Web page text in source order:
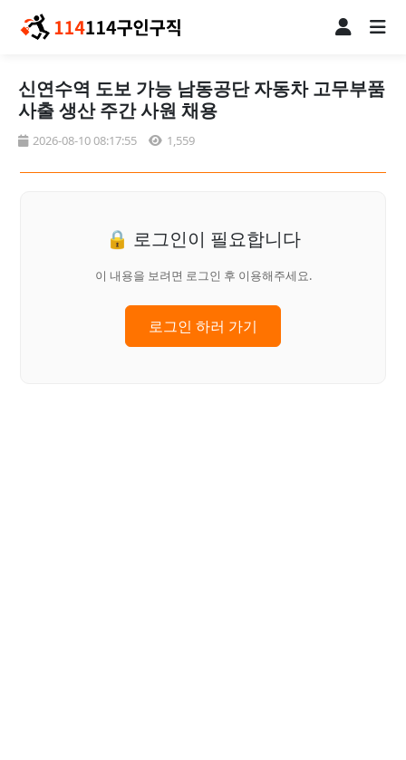
신연수역 도보 가능 남동공단 자동차 고무부품
사출 생산 주간 사원 채용
2026-08-10 08:17:55 1,559
🔒 로그인이 필요합니다
이 내용을 보려면 로그인 후 이용해주세요.
로그인 하러 가기